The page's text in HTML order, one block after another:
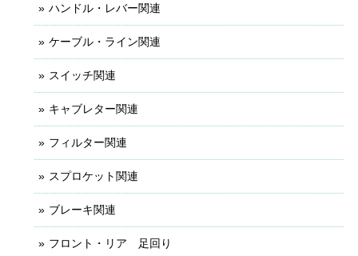
ハンドル・レバー関連
ケーブル・ライン関連
スイッチ関連
キャブレター関連
フィルター関連
スプロケット関連
ブレーキ関連
フロント・リア 足回り